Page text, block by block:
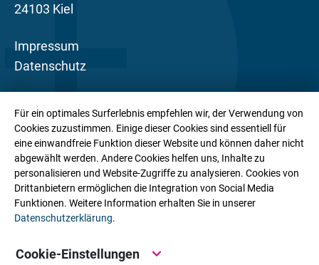
Für ein optimales Surferlebnis empfehlen wir, der Verwendung von
Cookies zuzustimmen. Einige dieser Cookies sind essentiell für
eine einwandfreie Funktion dieser Website und können daher nicht
abgewählt werden. Andere Cookies helfen uns, Inhalte zu
personalisieren und Website-Zugriffe zu analysieren. Cookies von
Drittanbietern ermöglichen die Integration von Social Media
Funktionen. Weitere Information erhalten Sie in unserer
Datenschutzerklärung.
Cookie-Einstellungen
24103 Kiel
Impressum
Datenschutz
gynäkologischem Schwerpunkt. Mit über 200
Mitarbeiter:innen an zahlreichen Praxisstandorten
sowie internistisch-gynäkologischen Zentren in
Schleswig-Holstein bieten wir unseren
Patient:innen eine wohnortnahe Basisversorgung,
ambulant-spezialärztliche Leistungen und ein